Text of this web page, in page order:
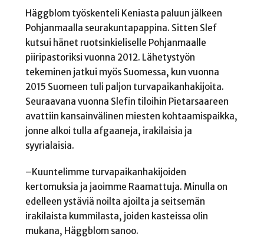
Häggblom työskenteli Keniasta paluun jälkeen
Pohjanmaalla seurakuntapappina. Sitten Slef
kutsui hänet ruotsinkieliselle Pohjanmaalle
piiripastoriksi vuonna 2012. Lähetystyön
tekeminen jatkui myös Suomessa, kun vuonna
2015 Suomeen tuli paljon turvapaikanhakijoita.
Seuraavana vuonna Slefin tiloihin Pietarsaareen
avattiin kansainvälinen miesten kohtaamispaikka,
jonne alkoi tulla afgaaneja, irakilaisia ja
syyrialaisia.
–Kuuntelimme turvapaikanhakijoiden
kertomuksia ja jaoimme Raamattuja. Minulla on
edelleen ystäviä noilta ajoilta ja seitsemän
irakilaista kummilasta, joiden kasteissa olin
mukana, Häggblom sanoo.